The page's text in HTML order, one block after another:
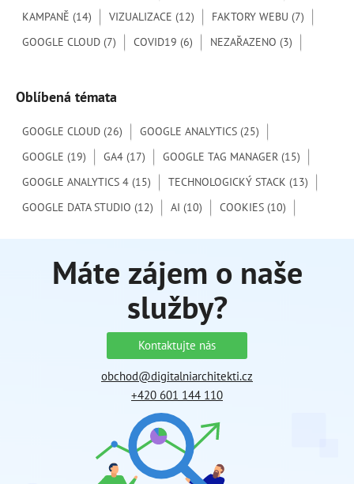
KAMPANĚ (14) VIZUALIZACE (12) FAKTORY WEBU (7)
GOOGLE CLOUD (7) COVID19 (6) NEZAŘAZENO (3)
Oblíbená témata
GOOGLE CLOUD (26) GOOGLE ANALYTICS (25)
GOOGLE (19) GA4 (17) GOOGLE TAG MANAGER (15)
GOOGLE ANALYTICS 4 (15) TECHNOLOGICKÝ STACK (13)
GOOGLE DATA STUDIO (12) AI (10) COOKIES (10)
Máte zájem o naše
služby?
Kontaktujte nás
obchod@digitalniarchitekti.cz
+420 601 144 110